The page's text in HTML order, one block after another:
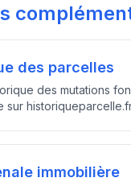
des parcelles
des mutations
sur
immobilière